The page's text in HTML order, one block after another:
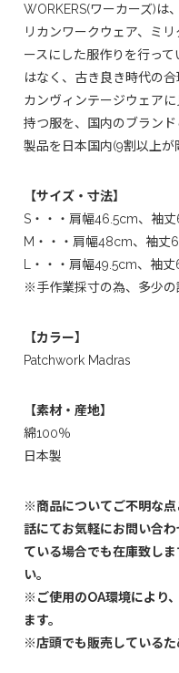
WORKERS(ワーカーズ)は
リカンワークウェア、ミ
ースにした服作りを行っ
はなく、古き良き時代の
カンヴィンテージウェア
持つ服を、国内のブラン
製品を日本国内(9割以上が
【サイズ・寸法】
S・・・肩幅46.5cm、袖
M・・・肩幅48cm、袖丈
L・・・肩幅49.5cm、袖
※手作業採寸の為、多少の
【カラー】
Patchwork Madras
【素材・産地】
綿100％
日本製
※商品についてご不明な
話にてお気軽にお問い合
ている場合でも在庫致し
い。
※ご使用のOA環境により
ます。
※店頭でも販売しているた